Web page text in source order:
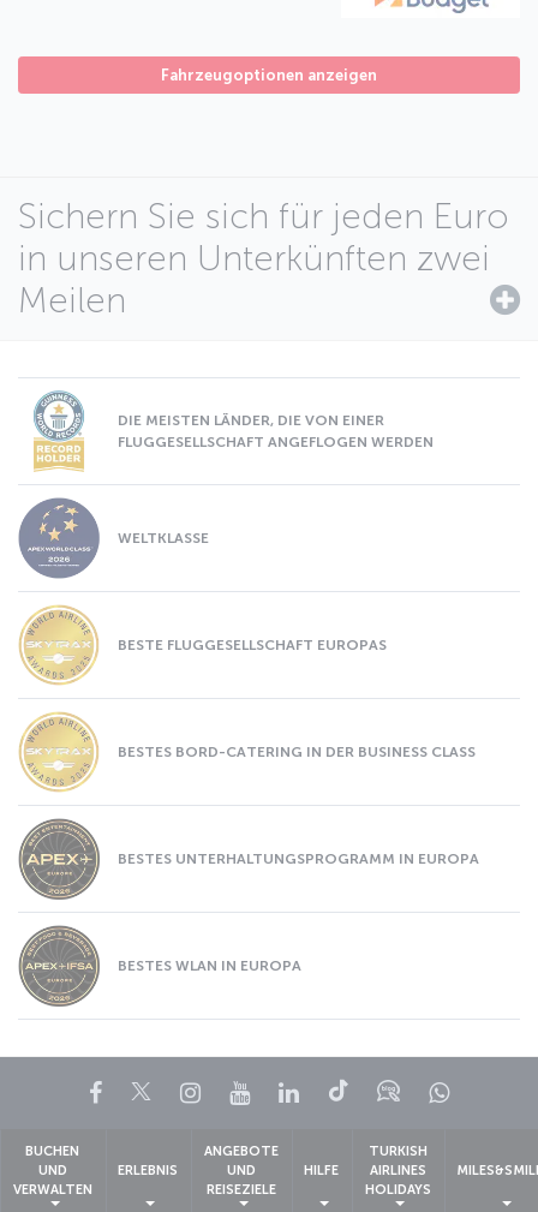
Fahrzeugoptionen anzeigen
Sichern Sie sich für jeden Euro
in unseren Unterkünften zwei
Meilen
DIE MEISTEN LÄNDER, DIE VON EINER
FLUGGESELLSCHAFT ANGEFLOGEN WERDEN
WELTKLASSE
BESTE FLUGGESELLSCHAFT EUROPAS
BESTES BORD-CATERING IN DER BUSINESS CLASS
BESTES UNTERHALTUNGSPROGRAMM IN EUROPA
BESTES WLAN IN EUROPA
Facebook
TwitterInstagram
YouTubeLinkedIn
TikTokBlog
BUCHEN
UND
VERWALTEN
ERLEBNIS
ANGEBOTE
UND
REISEZIELE
HILFE
TURKISH
AIRLINES
HOLIDAYS